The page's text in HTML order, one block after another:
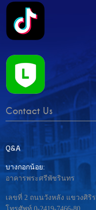
Contact Us
Q&A
บางกอกน้อย:
อาคารพระศรีพัชรินทร
เลขที่ 2 ถนนวังหลัง แขวงศิริ